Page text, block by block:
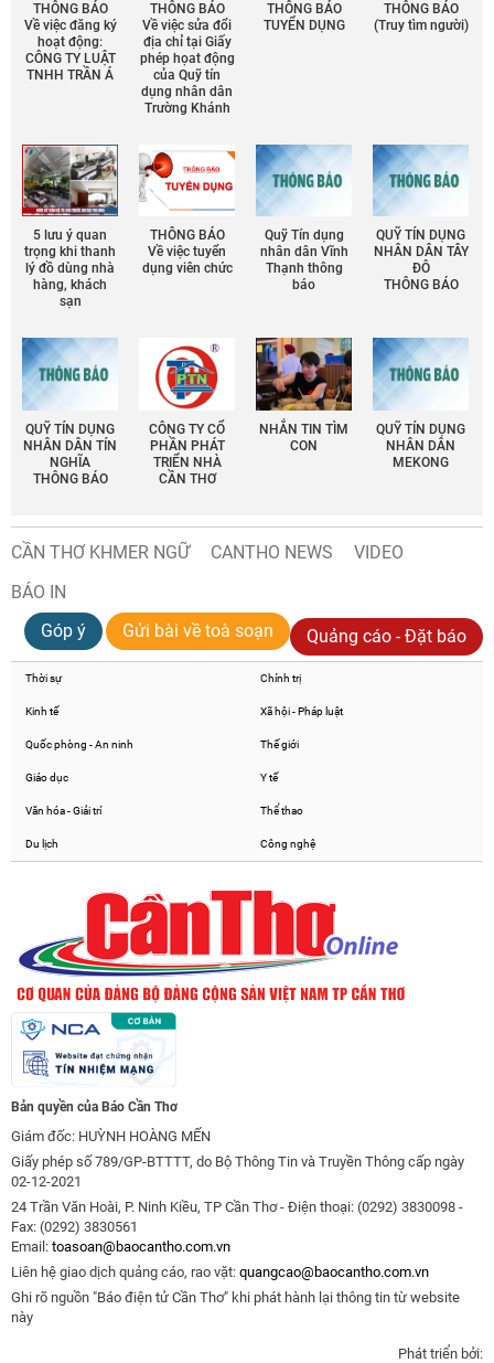
THÔNG BÁO
Về việc đăng ký
hoạt động:
CÔNG TY LUẬT
TNHH TRẦN Á
THÔNG BÁO
Về việc sửa đổi
địa chỉ tại Giấy
phép họat động
của Quỹ tín
dụng nhân dân
Trường Khánh
THÔNG BÁO
TUYỂN DỤNG
THÔNG BÁO
(Truy tìm người)
5 lưu ý quan
trọng khi thanh
lý đồ dùng nhà
hàng, khách
sạn
THÔNG BÁO
Về việc tuyển
dụng viên chức
Quỹ Tín dụng
nhân dân Vĩnh
Thạnh thông
báo
QUỸ TÍN DỤNG
NHÂN DÂN TÂY
ĐÔ
THÔNG BÁO
QUỸ TÍN DỤNG
NHÂN DÂN TÍN
NGHĨA
THÔNG BÁO
CÔNG TY CỔ
PHẦN PHÁT
TRIỂN NHÀ
CẦN THƠ
NHẮN TIN TÌM
CON
QUỸ TÍN DỤNG
NHÂN DÂN
MEKONG
CẦN THƠ KHMER NGỮ CANTHO NEWS
VIDEO
BÁO IN
Góp ý
Gửi bài về toà soạn Quảng cáo - Đặt báo
Thời sự Chính trị
Kinh tế Xã hội - Pháp luật
Quốc phòng - An ninh Thế giới
Giáo dục Y tế
Văn hóa - Giải trí Thể thao
Du lịch Công nghệ
Bản quyền của Báo Cần Thơ
Giám đốc: HUỲNH HOÀNG MẾN
Giấy phép số 789/GP-BTTTT, do Bộ Thông Tin và Truyền Thông cấp ngày
02-12-2021
24 Trần Văn Hoài, P. Ninh Kiều, TP Cần Thơ - Điện thoại: (0292) 3830098 -
Fax: (0292) 3830561
Email: toasoan@baocantho.com.vn
Liên hệ giao dịch quảng cáo, rao vặt: quangcao@baocantho.com.vn
Ghi rõ nguồn "Báo điện tử Cần Thơ" khi phát hành lại thông tin từ website
này
Phát triển bởi: